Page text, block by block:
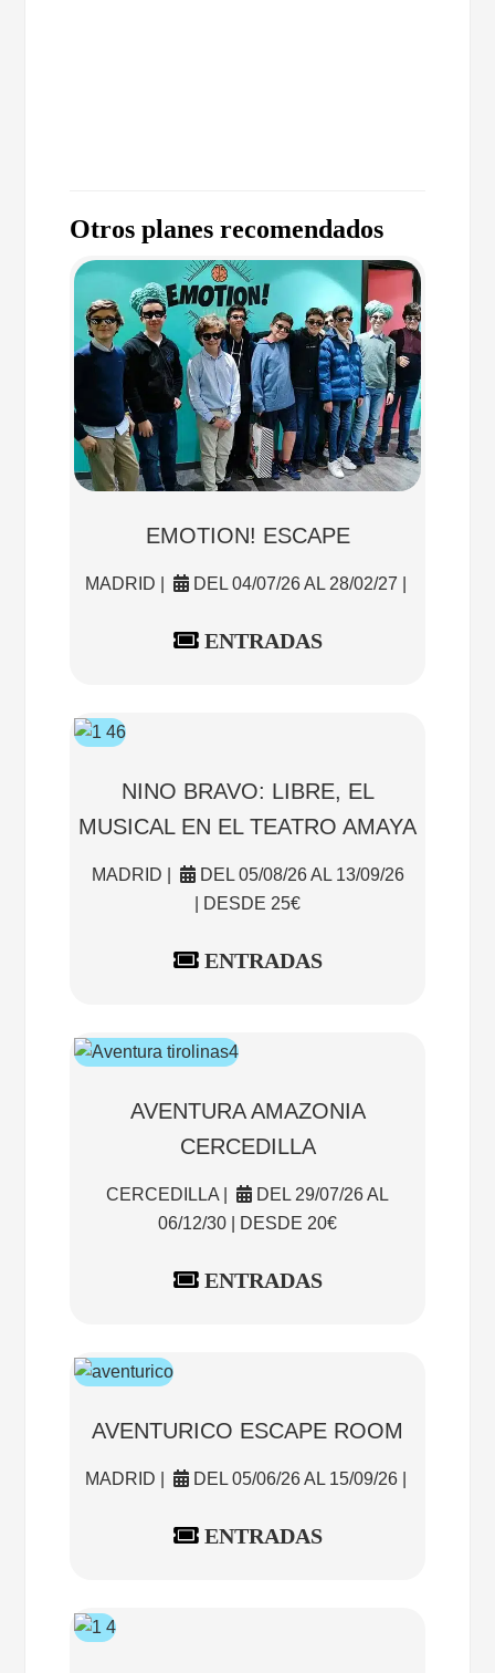
Otros planes recomendados
EMOTION! ESCAPE
MADRID | DEL 04/07/26 AL 28/02/27 |
ENTRADAS
NINO BRAVO: LIBRE, EL
MUSICAL EN EL TEATRO AMAYA
MADRID |
DEL 05/08/26 AL 13/09/26
| DESDE 25€
ENTRADAS
AVENTURA AMAZONIA
CERCEDILLA
CERCEDILLA |
DEL 29/07/26 AL
06/12/30 | DESDE 20€
ENTRADAS
AVENTURICO ESCAPE ROOM
MADRID | DEL 05/06/26 AL 15/09/26 |
ENTRADAS